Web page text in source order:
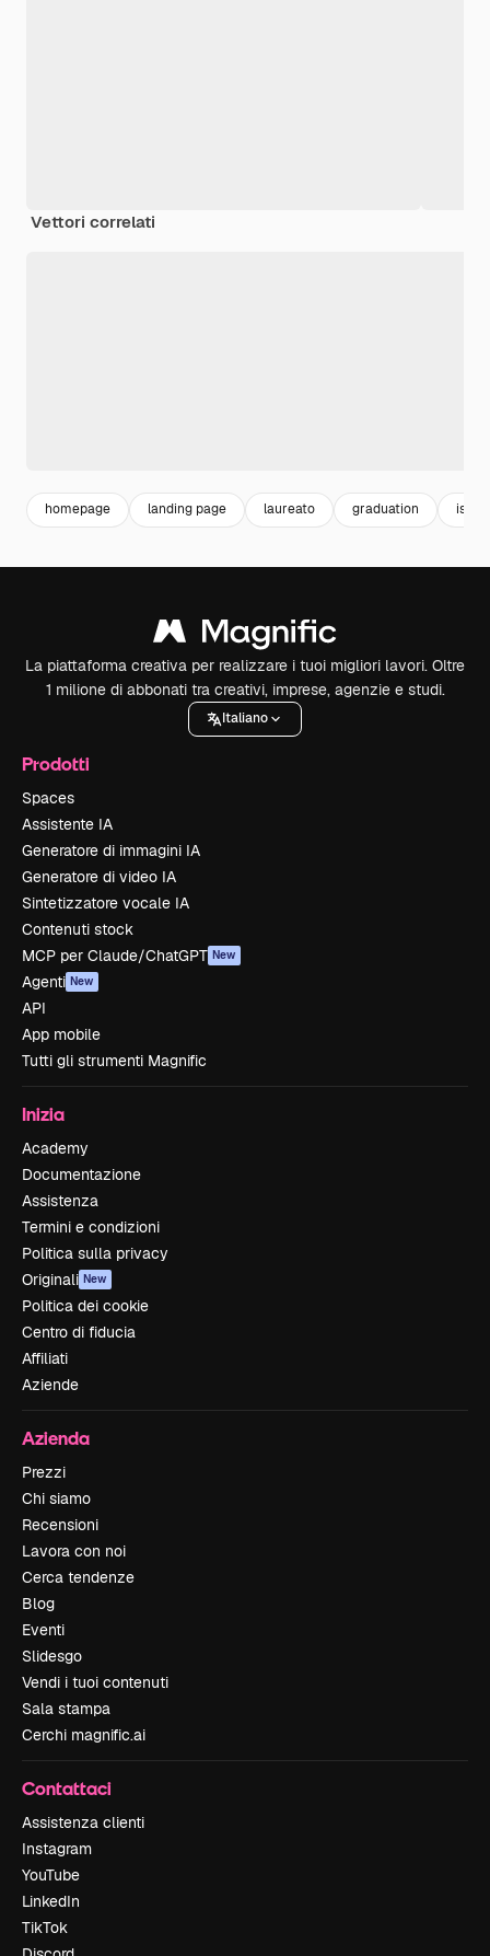
Vettori correlati
homepage landing page laureato graduation
La piattaforma creativa per realizzare i tuoi migliori lavori. Oltre
1 milione di abbonati tra creativi, imprese, agenzie e studi.
Italiano
Prodotti
Spaces
Assistente IA
Generatore di immagini IA
Generatore di video IA
Sintetizzatore vocale IA
Contenuti stock
MCP per Claude/ChatGPT New
Agenti New
API
App mobile
Tutti gli strumenti Magnific
Inizia
Academy
Documentazione
Assistenza
Termini e condizioni
Politica sulla privacy
Originali New
Politica dei cookie
Centro di fiducia
Affiliati
Aziende
Azienda
Prezzi
Chi siamo
Recensioni
Lavora con noi
Cerca tendenze
Blog
Eventi
Slidesgo
Vendi i tuoi contenuti
Sala stampa
Cerchi magnific.ai
Contattaci
Assistenza clienti
Instagram
YouTube
LinkedIn
TikTok